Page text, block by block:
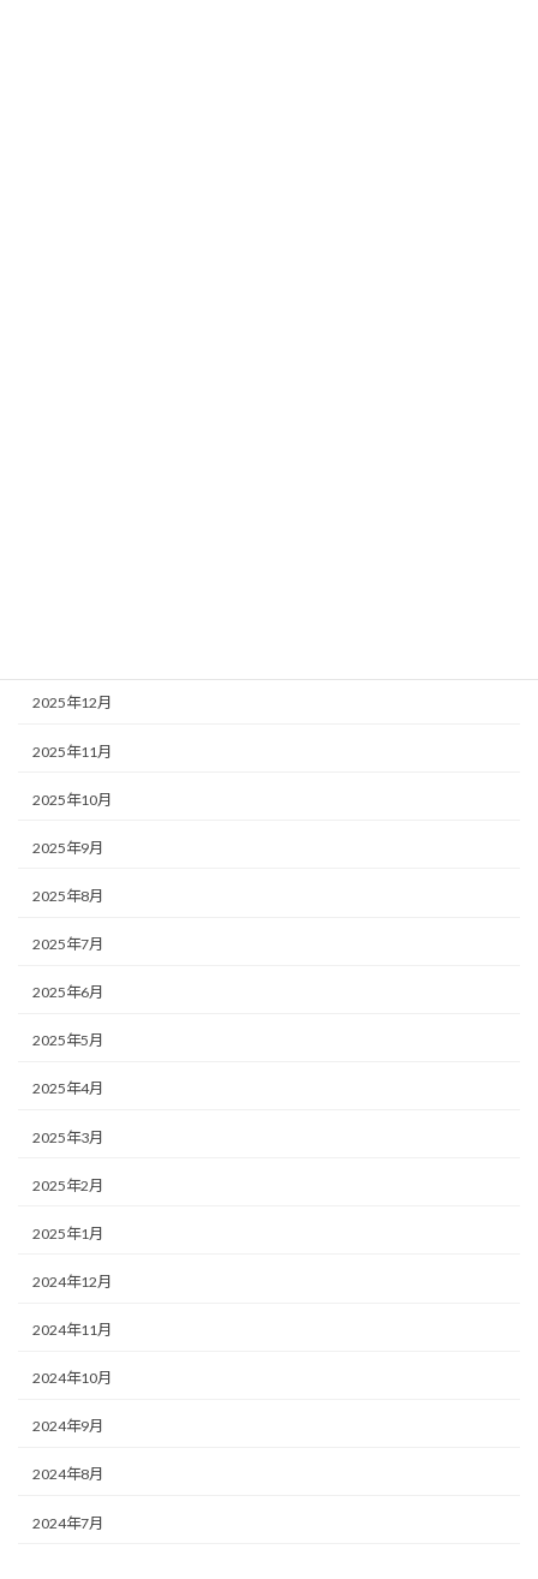
2025年12月
2025年11月
2025年10月
2025年9月
2025年8月
2025年7月
2025年6月
2025年5月
2025年4月
2025年3月
2025年2月
2025年1月
2024年12月
2024年11月
2024年10月
2024年9月
2024年8月
2024年7月